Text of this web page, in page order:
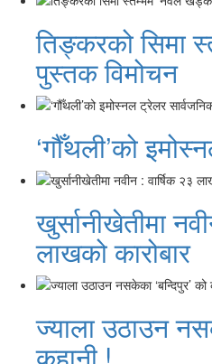
तिङ्करको सिमा
पुस्तक विमोचन
‘गौँथली’को
खुर्सानीखेतीमा
लाखको कारोबार
ज्याला उठाउन
कहानी !